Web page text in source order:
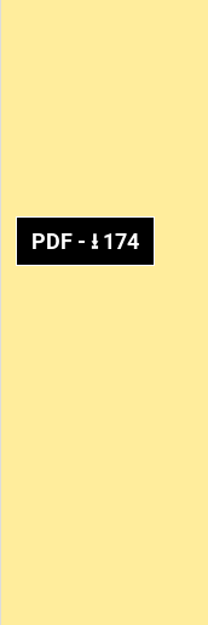
PDF - ⭳174